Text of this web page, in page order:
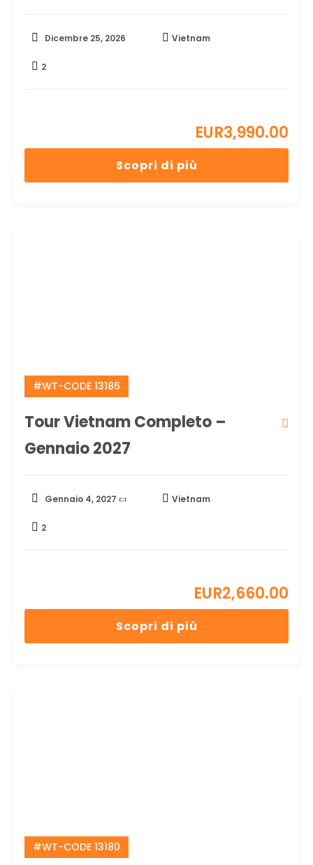
Dicembre 25, 2026 Vietnam
2
EUR3,990.00
Scopri di più
#WT-CODE 13186
Tour Vietnam Completo –
Gennaio 2027
Gennaio 4, 2027 Vietnam
2
EUR2,660.00
Scopri di più
#WT-CODE 13180